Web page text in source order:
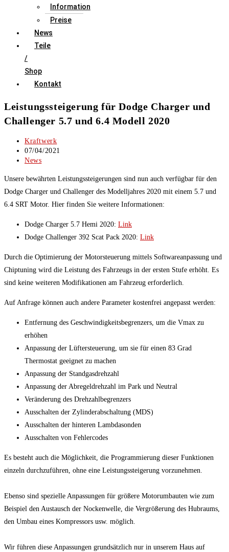
Information
Preise
News
Teile
/
Shop
Kontakt
Leistungssteigerung für Dodge Charger und
Challenger 5.7 und 6.4 Modell 2020
Beitrags-
Autor:
Kraftwerk
Beitrag
veröffentlicht:
07/04/2021
Beitrags-
News
Unsere bewährten Leistungssteigerungen sind nun auch verfügbar für den
Dodge Charger und Challenger des Modelljahres 2020 mit einem 5.7 und
6.4 SRT Motor. Hier finden Sie weitere Informationen:
Dodge Charger 5.7 Hemi 2020: Link
Dodge Challenger 392 Scat Pack 2020: Link
Durch die Optimierung der Motorsteuerung mittels Softwareanpassung und
Chiptuning wird die Leistung des Fahrzeugs in der ersten Stufe erhöht. Es
sind keine weiteren Modifikationen am Fahrzeug erforderlich.
Auf Anfrage können auch andere Parameter kostenfrei angepasst werden:
Entfernung des Geschwindigkeitsbegrenzers, um die Vmax zu
erhöhen
Anpassung der Lüftersteuerung, um sie für einen 83 Grad
Thermostat geeignet zu machen
Anpassung der Standgasdrehzahl
Anpassung der Abregeldrehzahl im Park und Neutral
Veränderung des Drehzahlbegrenzers
Ausschalten der Zylinderabschaltung (MDS)
Ausschalten der hinteren Lambdasonden
Ausschalten von Fehlercodes
Es besteht auch die Möglichkeit, die Programmierung dieser Funktionen
einzeln durchzuführen, ohne eine Leistungssteigerung vorzunehmen.
Ebenso sind spezielle Anpassungen für größere Motorumbauten wie zum
Beispiel den Austausch der Nockenwelle, die Vergrößerung des Hubraums,
den Umbau eines Kompressors usw. möglich.
Wir führen diese Anpassungen grundsätzlich nur in unserem Haus auf